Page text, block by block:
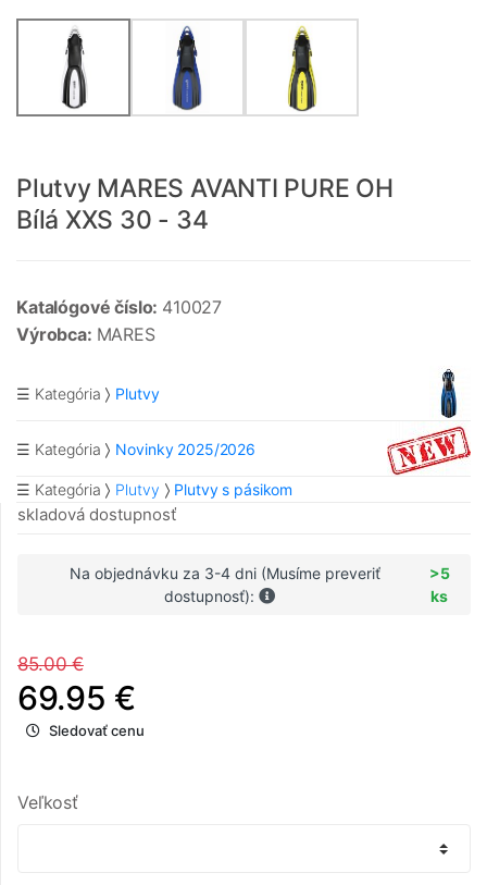
Plutvy MARES AVANTI PURE OH
Bílá XXS 30 - 34
Katalógové číslo: 410027
Výrobca: MARES
☰ Kategória Plutvy
☰ Kategória Novinky 2025/2026
☰ Kategória Plutvy Plutvy s pásikom
skladová dostupnosť
Na objednávku za 3-4 dni (Musíme preveriť
dostupnosť):
>5
ks
85.00 €
69.95 €
Sledovať cenu
Veľkosť